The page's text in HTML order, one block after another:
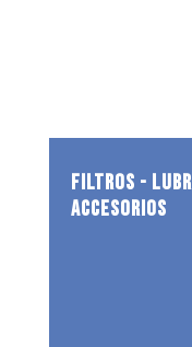
FILTROS -
ACCESORIOS